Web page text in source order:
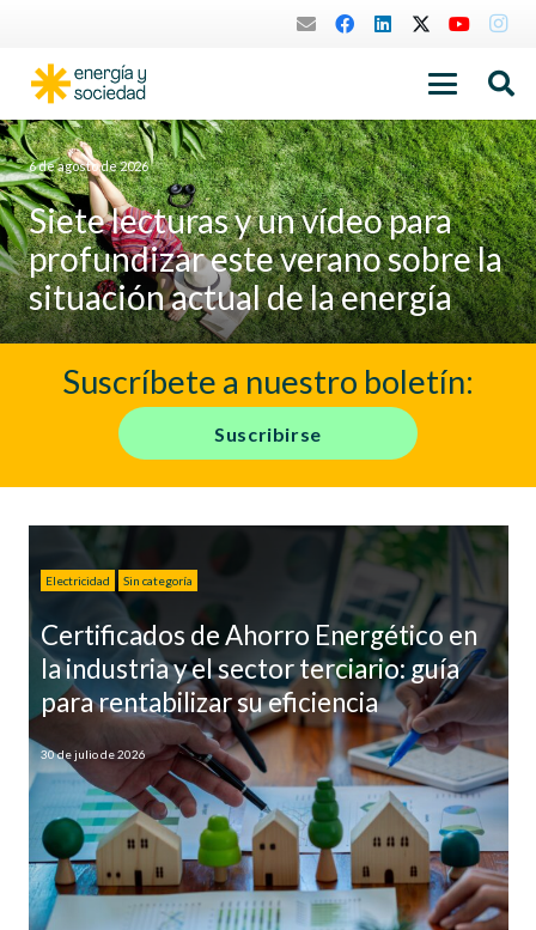
Siete lecturas y un vídeo para
profundizar este verano sobre la
situación actual de la energía
6 de agosto de 2026
Suscríbete a nuestro boletín:
Suscribirse
Electricidad Sin categoría
Certificados de Ahorro Energético en
la industria y el sector terciario: guía
para rentabilizar su eficiencia
30 de julio de 2026